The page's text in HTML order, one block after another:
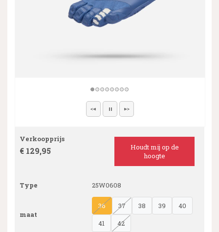
Verkoopprijs
€ 129,95
Houdt mij op de
hoogte
Type 25W0608
maat
36 37 38 39
40
41
42